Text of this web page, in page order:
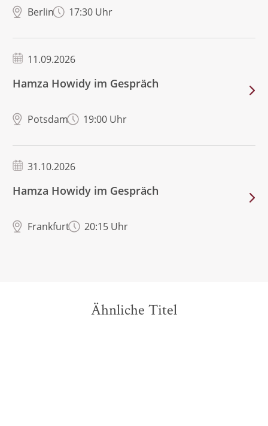
Berlin 17:30 Uhr
11.09.2026
Hamza Howidy im Gespräch
Potsdam 19:00 Uhr
31.10.2026
Hamza Howidy im Gespräch
Frankfurt 20:15 Uhr
Ähnliche Titel